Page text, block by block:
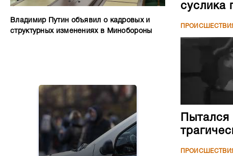
Владимир Путин объявил о кадровых и
структурных изменениях в Минобороны
суслика